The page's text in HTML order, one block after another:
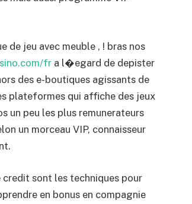
de jeu avec meuble , ! bras nos
fr a l�egard de depister
des e-boutiques agissants de
plateformes qui affiche des jeux
un peu les plus remunerateurs
un morceau VIP, connaisseur
sont les techniques pour
en bonus en compagnie